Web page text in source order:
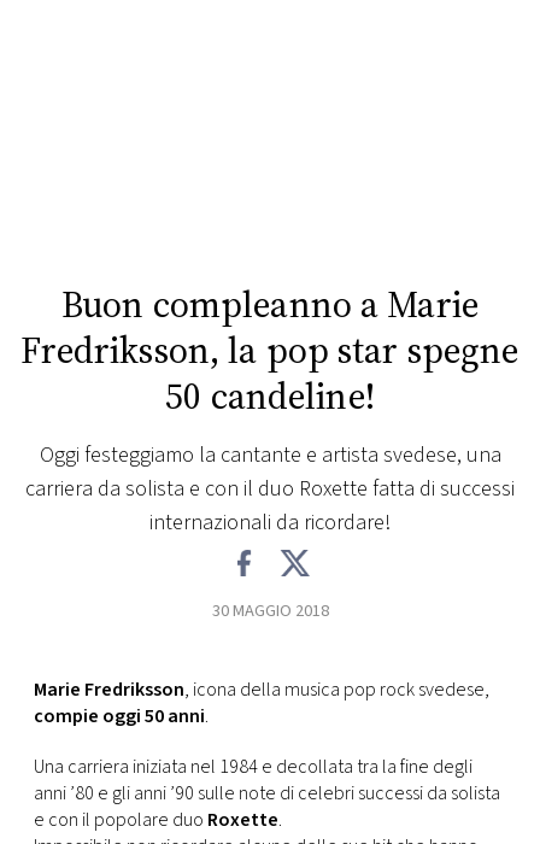
TV
PRINCIPATO
MONACO
Buon compleanno a Marie
Fredriksson, la pop star spegne
50 candeline!
Oggi festeggiamo la cantante e artista svedese, una
carriera da solista e con il duo Roxette fatta di successi
internazionali da ricordare!
30 MAGGIO 2018
Marie Fredriksson, icona della musica pop rock svedese,
compie oggi 50 anni.
Una carriera iniziata nel 1984 e decollata tra la fine degli
anni ’80 e gli anni ’90 sulle note di celebri successi da solista
e con il popolare duo Roxette.